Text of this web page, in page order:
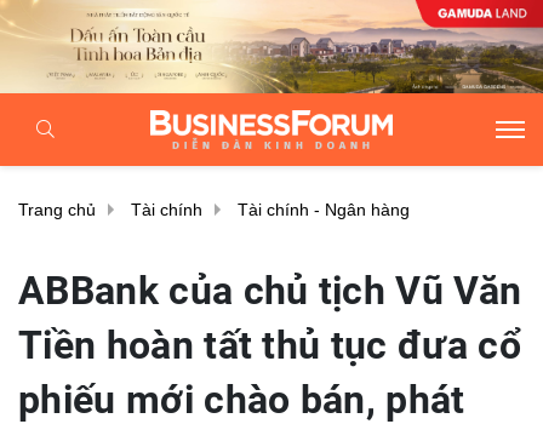
Trang chủ Tài chính Tài chính - Ngân hàng
ABBank của chủ tịch Vũ Văn
Tiền hoàn tất thủ tục đưa cổ
phiếu mới chào bán, phát